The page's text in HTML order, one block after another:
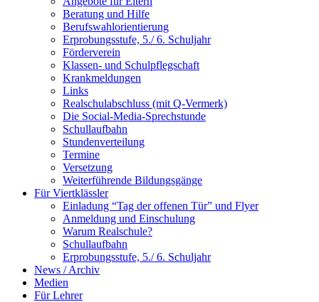
Beratung und Hilfe
Berufswahlorientierung
Erprobungsstufe, 5./ 6. Schuljahr
Förderverein
Klassen- und Schulpflegschaft
Krankmeldungen
Links
Realschulabschluss (mit Q-Vermerk)
Die Social-Media-Sprechstunde
Schullaufbahn
Stundenverteilung
Termine
Versetzung
Weiterführende Bildungsgänge
Für Viertklässler
Einladung “Tag der offenen Tür” und Flyer
Anmeldung und Einschulung
Warum Realschule?
Schullaufbahn
Erprobungsstufe, 5./ 6. Schuljahr
News / Archiv
Medien
Für Lehrer